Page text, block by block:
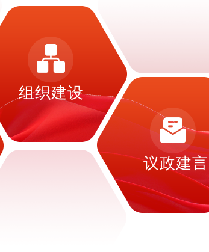
组织建设
议政建言